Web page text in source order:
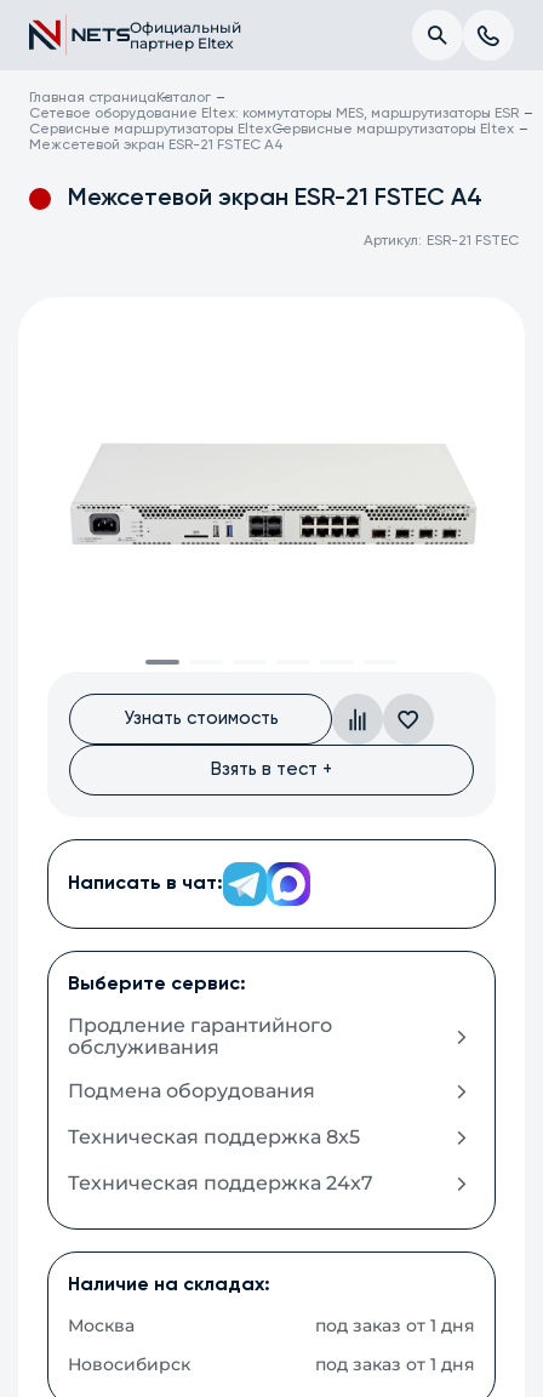
Официальный
партнер Eltex
Главная страница Каталог
Сетевое оборудование Eltex: коммутаторы MES, маршрутизаторы ESR
Сервисные маршрутизаторы EltexСервисные маршрутизаторы Eltex
Межсетевой экран ESR-21 FSTEC A4
Межсетевой экран ESR-21 FSTEC A4
Артикул: ESR-21 FSTEC
Узнать стоимость
Взять в тест +
Написать в чат:
Выберите сервис:
Продление гарантийного
обслуживания
Подмена оборудования
Техническая поддержка 8x5
Техническая поддержка 24x7
Наличие на складах:
Москва
под заказ от 1 дня
Новосибирск
под заказ от 1 дня